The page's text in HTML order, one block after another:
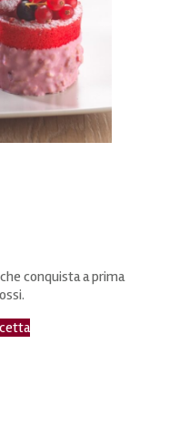
conquista a prima